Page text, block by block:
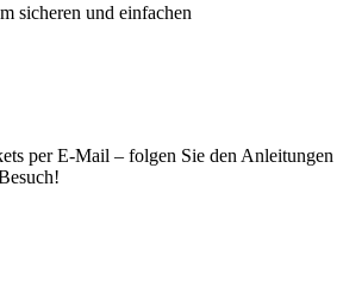
sicheren und einfachen
per E-Mail – folgen Sie den Anleitungen